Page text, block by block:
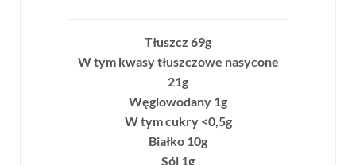
Tłuszcz 69g
W tym kwasy tłuszczowe nasycone
21g
Węglowodany 1g
W tym cukry <0,5g
Białko 10g
Sól 1g